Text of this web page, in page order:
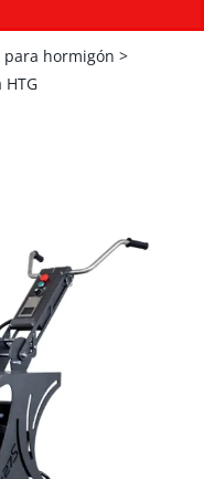
ALQUILER
CONTACTO
para hormigón >